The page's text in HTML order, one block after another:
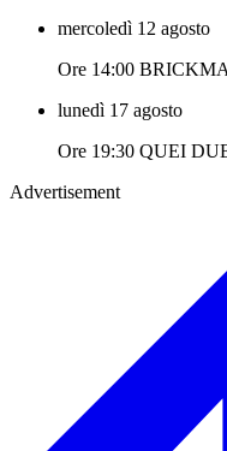
mercoledì 12 agosto
Ore 14:00
lunedì 17 agosto
Ore 19:30 QUEI
Advertisement